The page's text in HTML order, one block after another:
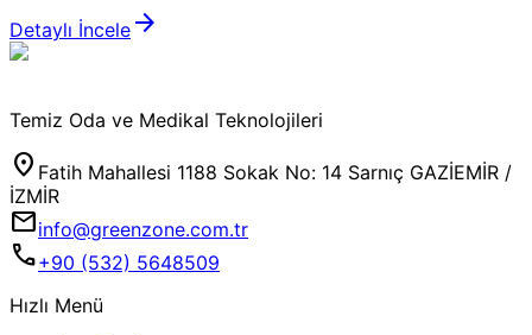
Detaylı İncele arrow_forward
Temiz Oda ve Medikal Teknolojileri
location_on Fatih Mahallesi 1188 Sokak No: 14 Sarnıç GAZİEMİR /
İZMİR
mailinfo@greenzone.com.tr
call+90 (532) 5648509
Hızlı Menü